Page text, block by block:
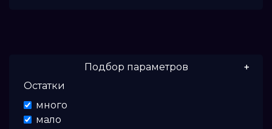
Подбор параметров
Цена
Остатки
много
мало